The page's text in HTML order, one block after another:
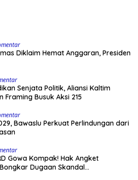
Diklaim Hemat Anggaran, Presiden
Senjata Politik, Aliansi Kaltim
Framing Busuk Aksi 215
Bawaslu Perkuat Perlindungan dari
Gowa Kompak! Hak Angket
Dugaan Skandal